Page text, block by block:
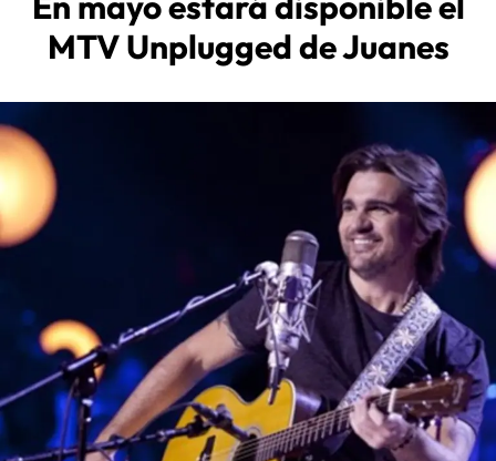
MTV Unplugged de Juanes